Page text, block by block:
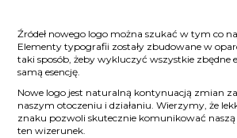
Źródeł nowego logo można szukać w tym co
Elementy typografii zostały zbudowane w
taki sposób, żeby wykluczyć wszystkie zbędne
samą esencję.
Nowe logo jest naturalną kontynuacją zmian
naszym otoczeniu i działaniu. Wierzymy, że
znaku pozwoli skutecznie komunikować
ten wizerunek.